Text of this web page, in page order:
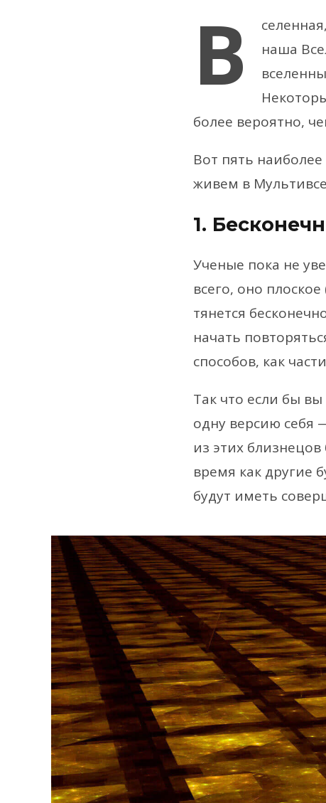
В
наша
более вероятно,
Вот пять
живем в
1.
Ученые пока не
всего, оно
тянется
начать
способов, как
Так что если бы
одну версию себя
из этих
время как другие
будут иметь